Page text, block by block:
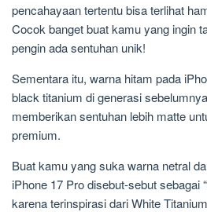
pencahayaan tertentu bisa terlihat
Cocok banget buat kamu yang ingin
pengin ada sentuhan unik!
Sementara itu, warna hitam pada
black titanium di generasi
memberikan sentuhan lebih matte
premium.
Buat kamu yang suka warna netral
iPhone 17 Pro disebut-sebut sebagai
karena terinspirasi dari White